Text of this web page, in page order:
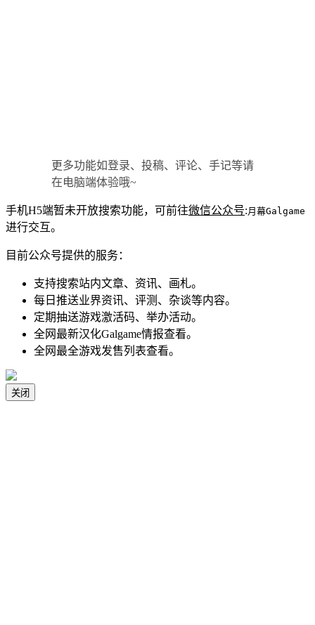
更多功能如登录、投稿、评论、手记等请
在电脑端体验哦~
手机H5端暂未开放搜索功能，可前往微信公众号:月幕Galgame
进行交互。
目前公众号提供的服务：
支持搜索站内文章、资讯、画札。
每日推送业界资讯、评测、杂谈等内容。
定期抽送游戏激活码、举办活动。
全网最新汉化Galgame情报查看。
全网最全游戏发售列表查看。
关闭